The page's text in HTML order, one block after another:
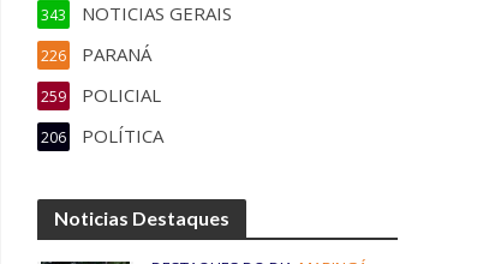
NOTICIAS GERAIS
343
PARANÁ
226
POLICIAL
259
POLÍTICA
206
Noticias Destaques